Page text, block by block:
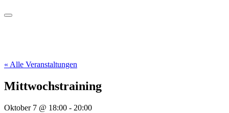
« Alle Veranstaltungen
Mittwochstraining
Oktober 7 @ 18:00 - 20:00